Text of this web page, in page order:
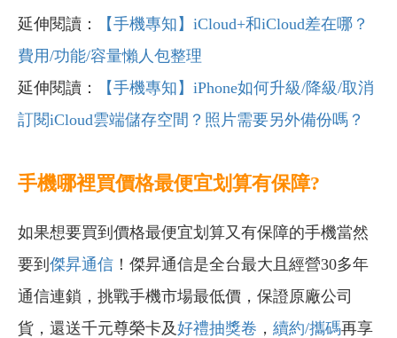
延伸閱讀：
【手機專知】iCloud+和iCloud差在哪？
費用/功能/容量懶人包整理
延伸閱讀：
【手機專知】iPhone如何升級/降級/取消
訂閱iCloud雲端儲存空間？照片需要另外備份嗎？
手機哪裡買價格最便宜划算有保障?
如果想要買到價格最便宜划算又有保障的手機當然
要到 傑昇通信 ！傑昇通信是全台最大且經營30多年
通信連鎖，挑戰手機市場最低價，保證原廠公司
貨，還送千元尊榮卡及好禮抽獎卷 ， 續約/攜碼再享